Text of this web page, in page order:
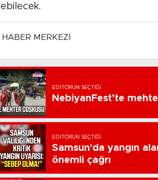
HABER MERKEZİ
EDITÖRÜN SEÇTIĞI
NebiyanFest’te
EDITÖRÜN SEÇTIĞI
Samsun'da yangın
önemli çağrı